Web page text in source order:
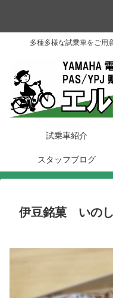
多種多様な試乗車をご用
試乗車紹介
スタッフブログ
伊豆銘菓 いの